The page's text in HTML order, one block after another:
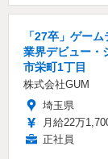
「27卒」ゲー
業界デビュー・
市栄町1丁目
株式会社GUM
埼玉県
月給22万
正社員